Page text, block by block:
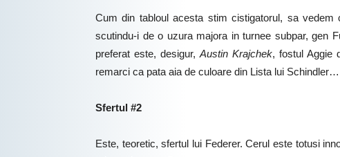
Cum din tabloul acesta stim cistigatorul, sa vedem
scutindu-i de o uzura majora in turnee subpar, gen
preferat este, desigur, Austin Krajchek, fostul Aggie
remarci ca pata aia de culoare din Lista lui Schindler…
Sfertul #2
Este, teoretic, sfertul lui Federer. Cerul este totusi